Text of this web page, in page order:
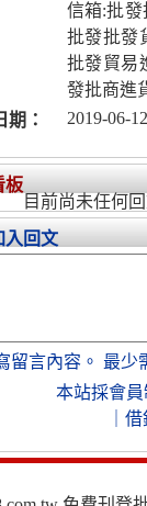
信箱:批
批發批發
批發貿易
發批商進
期：
2019-06-
板
目前尚未任何
入回文
留言內容。 最少
本站採會員
借